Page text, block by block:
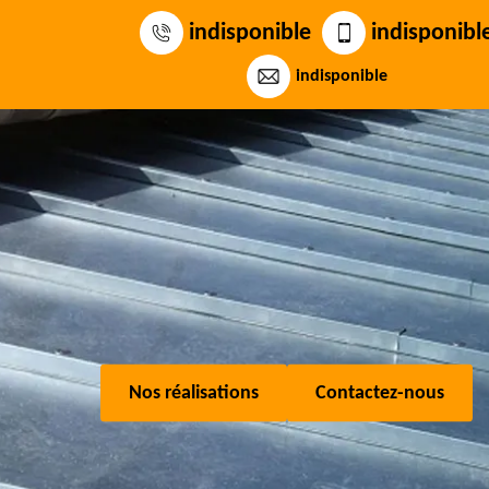
indisponible
indisponible
Nos réalisations Contactez-nous